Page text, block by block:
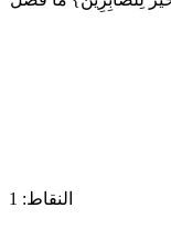
النقاط: 1